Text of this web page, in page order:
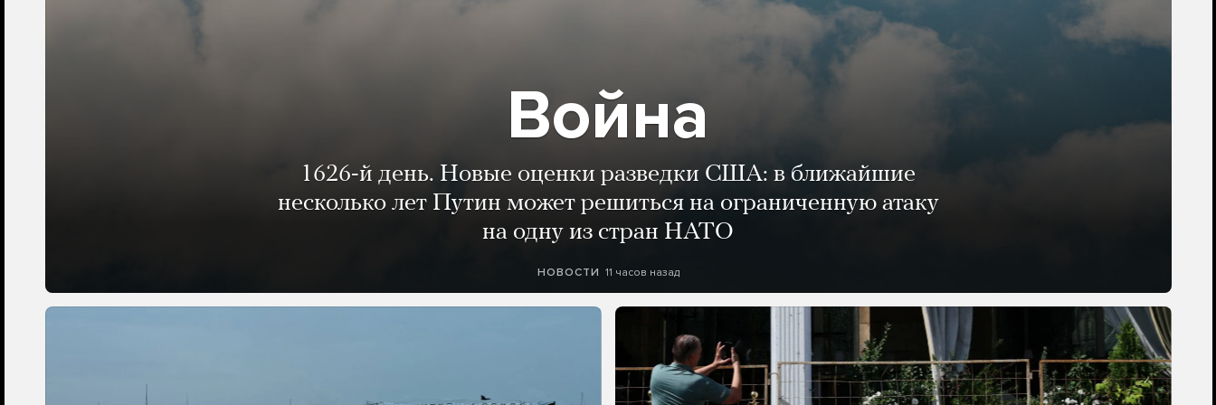
Война
1626-й день. Новые оценки разведки США: в ближайшие
несколько лет Путин может решиться на ограниченную атаку
на одну из стран НАТО
НОВОСТИ 11 часов назад